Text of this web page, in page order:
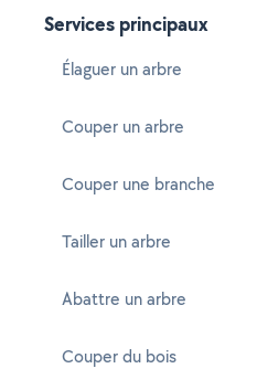
Services principaux
Élaguer un arbre
Couper un arbre
Couper une branche
Tailler un arbre
Abattre un arbre
Couper du bois